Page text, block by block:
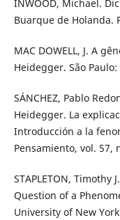
INWOOD, Michael.
Buarque de Holanda.
MAC DOWELL, J. A
Heidegger. São Paulo:
SÁNCHEZ, Pablo
Heidegger. La
Introducción a la
Pensamiento, vol. 57,
STAPLETON, Timothy
Question of a
University of New